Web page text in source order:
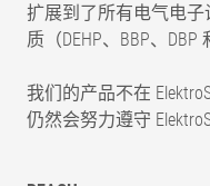
扩展到了所有电气电
质（DEHP、BBP、DBP
我们的产品不在
仍然会努力遵守